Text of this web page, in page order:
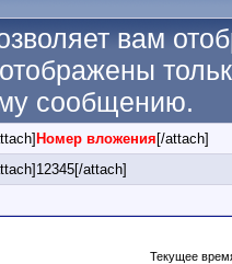
вам
отображены
сообщению.
Номер вложения [/attach]
attach]
Текущее